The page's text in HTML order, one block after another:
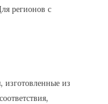
регионов с
изготовленные из